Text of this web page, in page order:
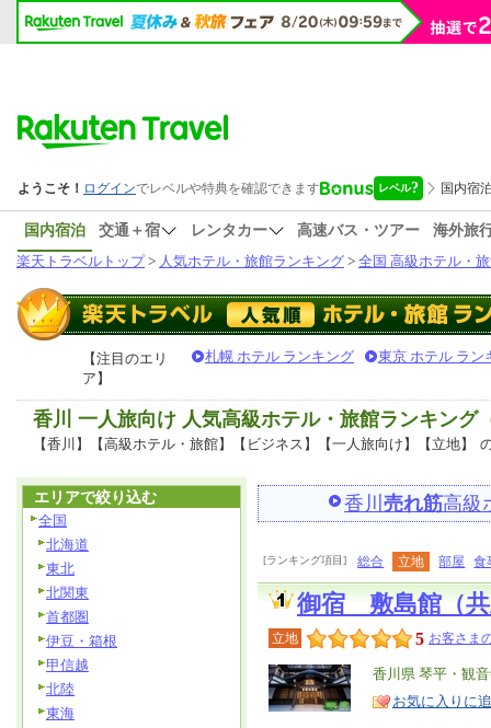
国内宿泊 交通＋宿 レンタカー 高速バス・ツアー
海外旅
楽天トラベルトップ> 人気ホテル・旅館ランキング > 全国 高級ホテル・
【注目のエリ
ア】
札幌 ホテル ランキング 東京 ホテル ラン
香川 一人旅向け 人気高級ホテル・旅館ランキング
【香川】【高級ホテル・旅館】【ビジネス】【一人旅向け】【立地】
香川 売れ筋高級
[ランキング項目] 総合 立地 部屋 食
御宿 敷島館（
立地 5 お客さま
エ
リ
香川県 琴平・観
特 お気に入りに
エリアで絞り込む
全国
北海道
東北
北関東
首都圏
伊豆・箱根
甲信越
北陸
東海